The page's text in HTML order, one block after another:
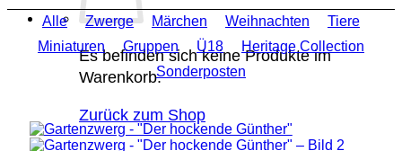
Es befinden sich keine Produkte im
Warenkorb.
Zurück zum Shop
Alle Zwerge Märchen Weihnachten
Tiere
Miniaturen
Gruppen Ü18
Heritage Collection
Sonderposten